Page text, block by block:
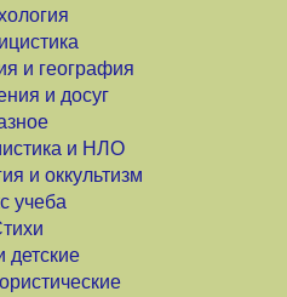
и география
и досуг
и НЛО
и оккультизм
учеба
детские